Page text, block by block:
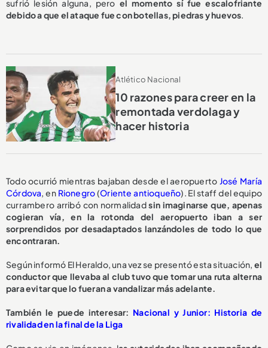
sufrió lesión alguna, pero el momento sí fue escalofriante
debido a que el ataque fue con botellas, piedras y huevos.
Atlético Nacional
10 razones para creer en la
remontada verdolaga y
hacer historia
Todo ocurrió mientras bajaban desde el aeropuerto José María
Córdova, en Rionegro(Oriente antioqueño). El staff del equipo
currambero arribó con normalidadsin imaginarse que, apenas
cogieran vía, en la rotonda del aeropuerto iban a ser
sorprendidos por desadaptados lanzándoles de todo lo que
encontraran.
Según informó El Heraldo, una vez se presentó esta situación, el
conductor que llevaba al club tuvo que tomar una ruta alterna
para evitar que lo fueran a vandalizar más adelante.
También le puede interesar: Nacional y Junior: Historia de
rivalidad en la final de la Liga